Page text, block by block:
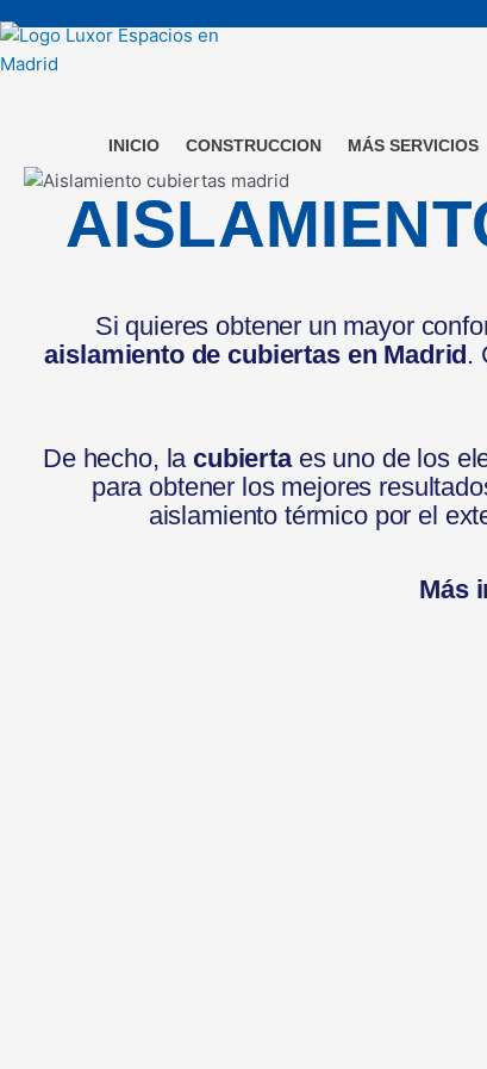
al
contenido
INICIO CONSTRUCCION MÁS SERVICIOS
Si quieres obtener un mayor
aislamiento de cubiertas en Madrid .
De hecho, lacubiertaes uno de los
para obtener los mejores
aislamiento térmico por el
Más